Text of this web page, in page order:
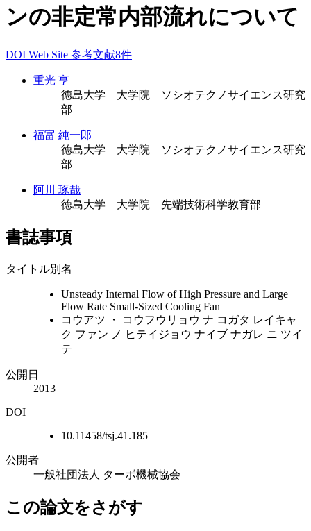
ンの非定常内部流れについて
DOI Web Site 参考文献8件
重光 亨
徳島大学 大学院 ソシオテクノサイエンス研究
部
福富 純一郎
徳島大学 大学院 ソシオテクノサイエンス研究
部
阿川 琢哉
徳島大学 大学院 先端技術科学教育部
書誌事項
タイトル別名
Unsteady Internal Flow of High Pressure and Large
Flow Rate Small-Sized Cooling Fan
コウアツ ・ コウフウリョウ ナ コガタ レイキャ
ク ファン ノ ヒテイジョウ ナイブ ナガレ ニ ツイ
テ
公開日
2013
DOI
10.11458/tsj.41.185
公開者
一般社団法人 ターボ機械協会
この論文をさがす